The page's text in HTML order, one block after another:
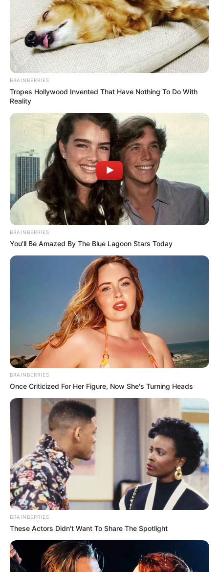
BRAINBERRIES
Tropes Hollywood Invented That Have Nothing To Do With
Reality
BRAINBERRIES
You'll Be Amazed By The Blue Lagoon Stars Today
BRAINBERRIES
Once Criticized For Her Figure, Now She's Turning Heads
BRAINBERRIES
These Actors Didn't Want To Share The Spotlight